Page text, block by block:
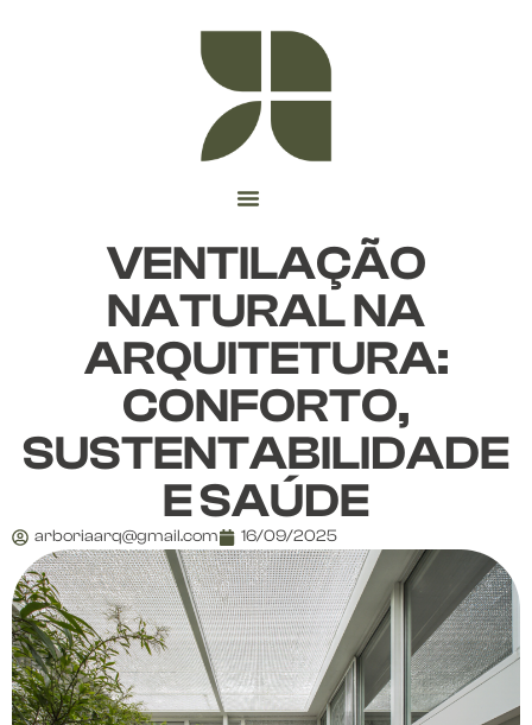
VENTILAÇÃO
NATURAL NA
ARQUITETURA:
CONFORTO,
SUSTENTABILIDADE
E SAÚDE
arboriaarq@gmail.com 16/09/2025